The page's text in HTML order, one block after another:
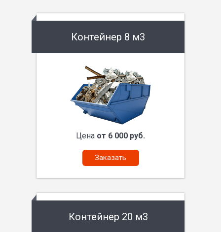
Контейнер 8 м3
Цена от 6 000 руб.
Заказать
Контейнер 20 м3